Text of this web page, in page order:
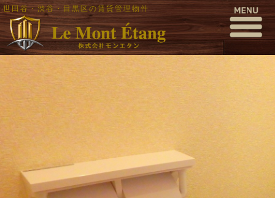
世田谷・渋谷・目黒区の賃貸管理物件
pa030024
公開日時: 2016年10月3日1000 × 563(pa030024 )
← 前へ 次へ →